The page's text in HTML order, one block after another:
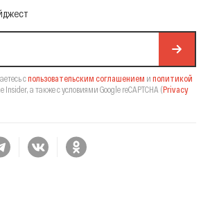
спользовательским соглашением и политикой
Insider, а также с условиями Google reCAPTCHA (Privacy